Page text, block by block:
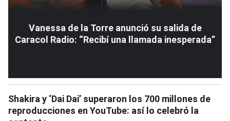
Vanessa de la Torre anunció su salida de
Caracol Radio: “Recibí una llamada inesperada”
Shakira y ‘Dai Dai’ superaron los 700 millones de
reproducciones en YouTube: así lo celebró la